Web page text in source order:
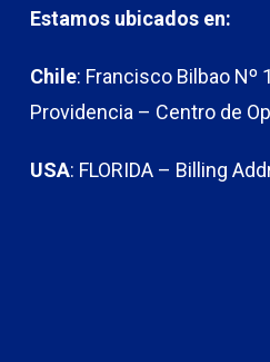
Estamos ubicados en:
Chile: Francisco Bilbao Nº
Providencia – Centro de
USA: FLORIDA – Billing